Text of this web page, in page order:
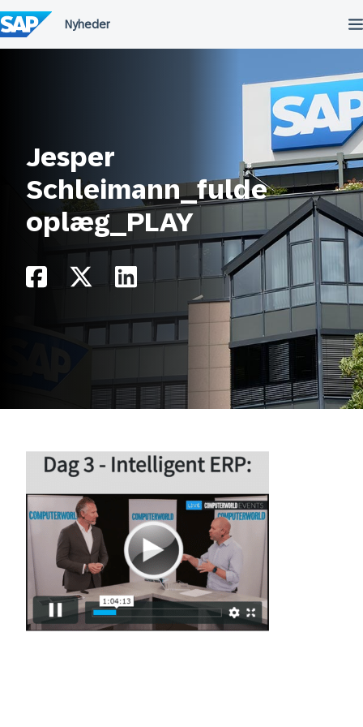
til
indholdet
Jesper
Schleimann_fulde
oplæg_PLAY